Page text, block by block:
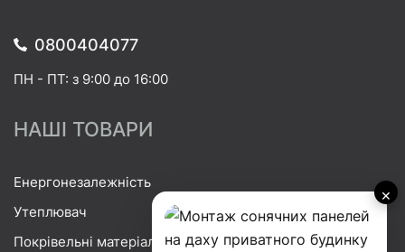
×
0800404077
ПН - ПТ: з 9:00 до 16:00
НАШІ ТОВАРИ
Енергонезалежність
Утеплювач
Покрівельні матеріали